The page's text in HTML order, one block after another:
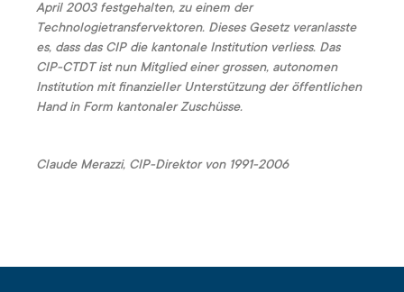
April 2003 festgehalten, zu einem der
Technologietransfervektoren. Dieses Gesetz veranlasste
es, dass das CIP die kantonale Institution verliess. Das
CIP-CTDT ist nun Mitglied einer grossen, autonomen
Institution mit finanzieller Unterstützung der öffentlichen
Hand in Form kantonaler Zuschüsse.
Claude Merazzi, CIP-Direktor von 1991-2006